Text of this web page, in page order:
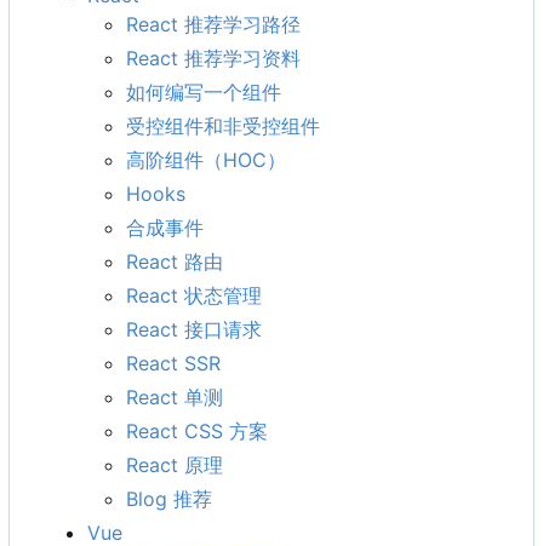
React 推荐学习路径
React 推荐学习资料
如何编写一个组件
受控组件和非受控组件
高阶组件 （HOC）
Hooks
合成事件
React 路由
React 状态管理
React 接口请求
React SSR
React 单测
React CSS 方案
React 原理
Blog 推荐
Vue